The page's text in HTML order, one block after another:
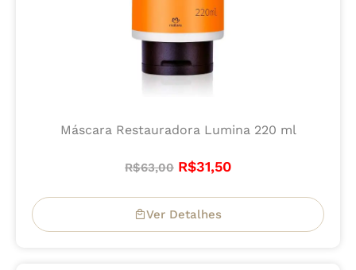
Máscara Restauradora Lumina 220 ml
R$63,00 R$31,50
Ver Detalhes